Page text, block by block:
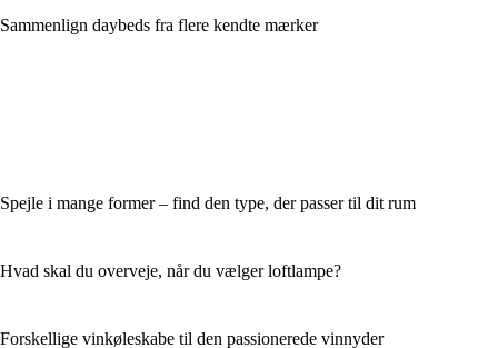
Sammenlign daybeds fra flere kendte mærker
Spejle i mange former – find den type, der passer til dit rum
Hvad skal du overveje, når du vælger loftlampe?
Forskellige vinkøleskabe til den passionerede vinnyder